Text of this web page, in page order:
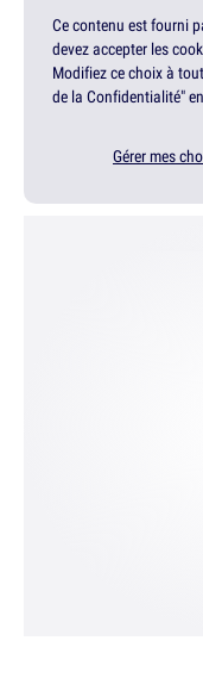
Ce contenu est fourni
devez accepter les
Modifiez ce choix à
de la Confidentialité"
Gérer mes